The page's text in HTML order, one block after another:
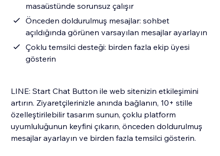
masaüstünde sorunsuz çalışır
Önceden doldurulmuş mesajlar: sohbet
açıldığında görünen varsayılan mesajlar ayarlayın
Çoklu temsilci desteği: birden fazla ekip üyesi
gösterin
LINE: Start Chat Button ile web sitenizin etkileşimini
artırın. Ziyaretçilerinizle anında bağlanın, 10+ stille
özelleştirilebilir tasarım sunun, çoklu platform
uyumluluğunun keyfini çıkarın, önceden doldurulmuş
mesajlar ayarlayın ve birden fazla temsilci gösterin.